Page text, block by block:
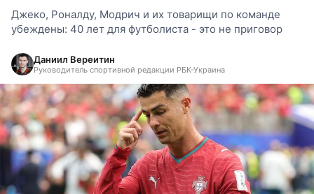
Джеко, Роналду, Модрич и их товарищи по команде
убеждены: 40 лет для футболиста - это не приговор
Даниил Вереитин
Руководитель спортивной редакции РБК-Украина